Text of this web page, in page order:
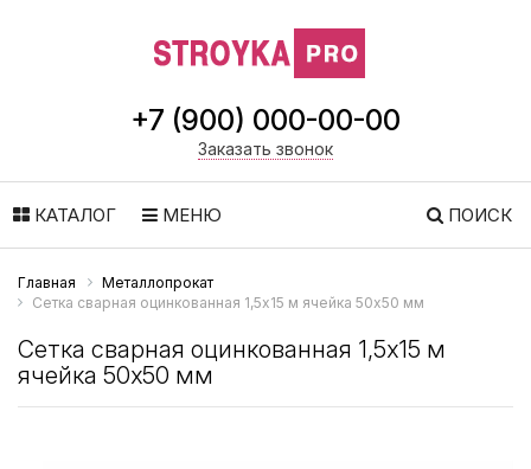
+7 (900) 000-00-00
Заказать звонок
КАТАЛОГ МЕНЮ ПОИСК
Главная
Металлопрокат
Сетка сварная оцинкованная 1,5х15 м ячейка 50х50 мм
Сетка сварная оцинкованная 1,5х15 м
ячейка 50х50 мм